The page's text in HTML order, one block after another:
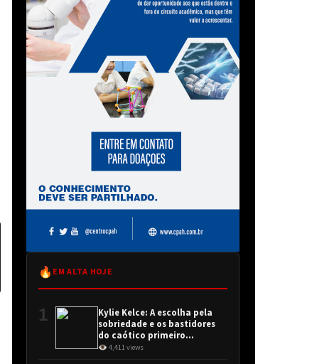
🔥 EM ALTA HOJE
1
Kylie Kelce: A escolha pela
sobriedade e os bastidores
do caótico primeiro
encontro
👁 4,411 views